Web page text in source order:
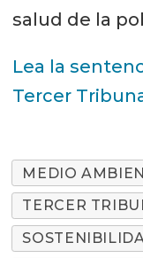
salud de la
Lea la
Tercer
MEDIO
TERCER